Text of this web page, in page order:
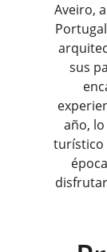
Aveiro,
sus
año,
turístico